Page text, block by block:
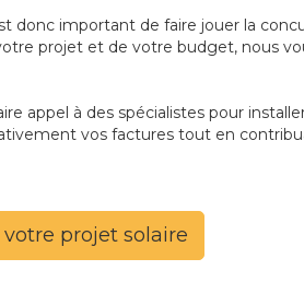
donc important de faire jouer la
projet et de votre budget, nous
appel à des spécialistes pour
vos factures tout en
projet solaire